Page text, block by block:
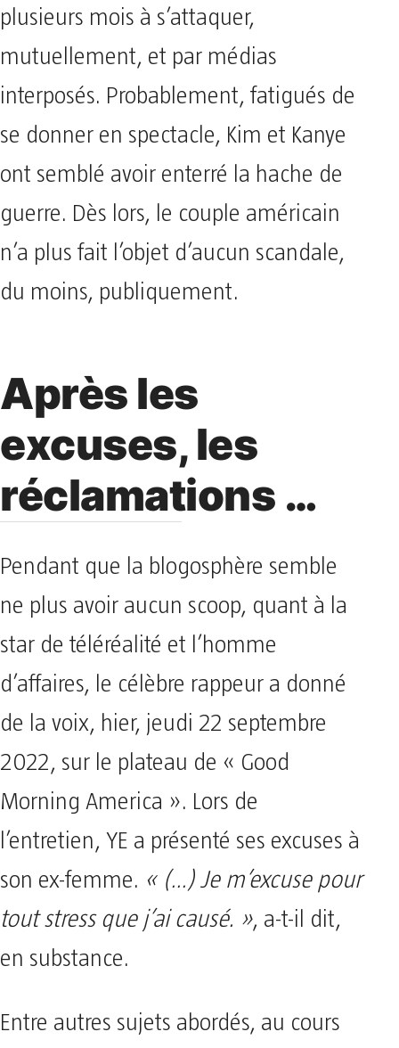
plusieurs mois à s’attaquer,
mutuellement, et par médias
interposés. Probablement, fatigués de
se donner en spectacle, Kim et Kanye
ont semblé avoir enterré la hache de
guerre. Dès lors, le couple américain
n’a plus fait l’objet d’aucun scandale,
du moins, publiquement.
Après les
excuses, les
réclamations …
Pendant que la blogosphère semble
ne plus avoir aucun scoop, quant à la
star de téléréalité et l’homme
d’affaires, le célèbre rappeur a donné
de la voix, hier, jeudi 22 septembre
2022, sur le plateau de « Good
Morning America ». Lors de
l’entretien, YE a présenté ses excuses à
son ex-femme. « (…) Je m’excuse pour
tout stress que j’ai causé. », a-t-il dit,
en substance.
Entre autres sujets abordés, au cours